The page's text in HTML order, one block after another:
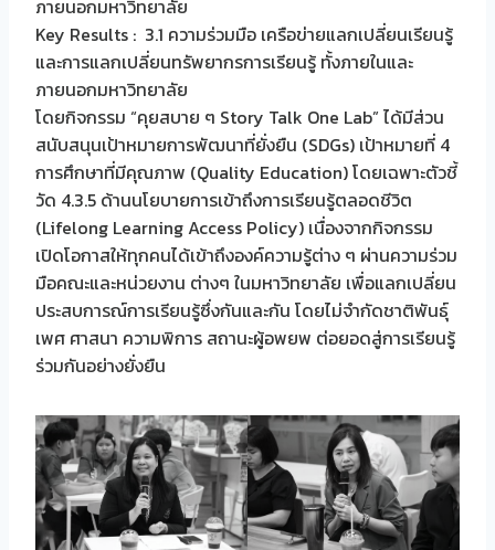
ภายนอกมหาวิทยาลัย
Key Results : 3.1 ความร่วมมือ เครือข่ายแลกเปลี่ยนเรียนรู้
และการแลกเปลี่ยนทรัพยากรการเรียนรู้ ทั้งภายในและ
ภายนอกมหาวิทยาลัย
โดยกิจกรรม “คุยสบาย ๆ Story Talk One Lab” ได้มีส่วน
สนับสนุนเป้าหมายการพัฒนาที่ยั่งยืน (SDGs) เป้าหมายที่ 4
การศึกษาที่มีคุณภาพ (Quality Education) โดยเฉพาะตัวชี้
วัด 4.3.5 ด้านนโยบายการเข้าถึงการเรียนรู้ตลอดชีวิต
(Lifelong Learning Access Policy) เนื่องจากกิจกรรม
เปิดโอกาสให้ทุกคนได้เข้าถึงองค์ความรู้ต่าง ๆ ผ่านความร่วม
มือคณะและหน่วยงาน ต่างๆ ในมหาวิทยาลัย เพื่อแลกเปลี่ยน
ประสบการณ์การเรียนรู้ซึ่งกันและกัน โดยไม่จำกัดชาติพันธุ์
เพศ ศาสนา ความพิการ สถานะผู้อพยพ ต่อยอดสู่การเรียนรู้
ร่วมกันอย่างยั่งยืน